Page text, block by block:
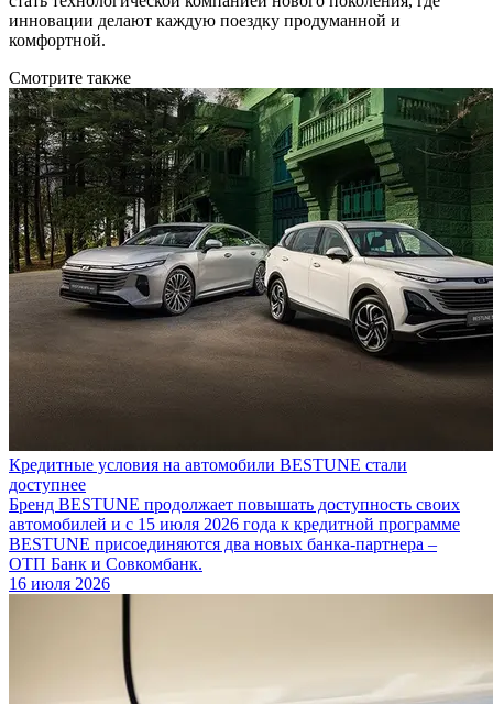
инновации делают каждую поездку продуманной и
комфортной.
Смотрите также
Кредитные условия на автомобили BESTUNE стали
доступнее
Бренд BESTUNE продолжает повышать доступность своих
автомобилей и с 15 июля 2026 года к кредитной программе
BESTUNE присоединяются два новых банка-партнера –
ОТП Банк и Совкомбанк.
16 июля 2026